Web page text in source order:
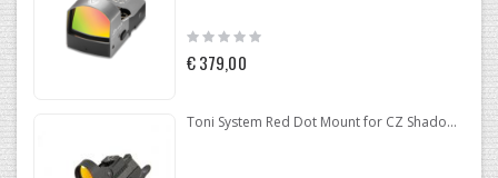
Rating:
0%
€ 379,00
Toni System Red Dot Mount for CZ Shadow 2 Optic Ready